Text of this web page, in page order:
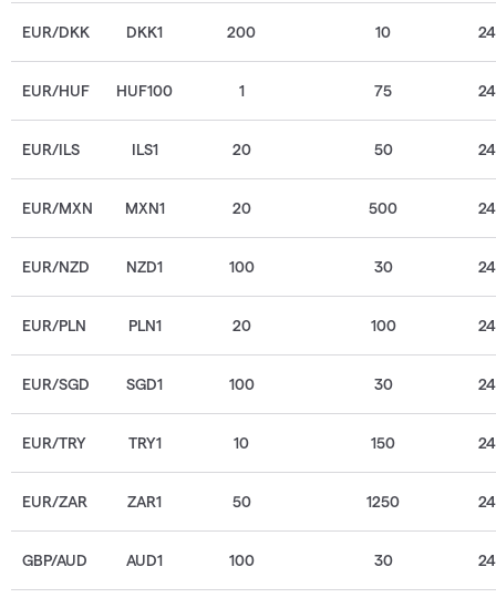
EUR/DKK DKK1 200 10
EUR/HUF HUF100 1 75
EUR/ILS ILS1 20 50
EUR/MXN MXN1 20 500
EUR/NZD NZD1 100 30
EUR/PLN PLN1 20 100
EUR/SGD SGD1 100 30
EUR/TRY TRY1 10 150
EUR/ZAR ZAR1 50 1250
GBP/AUD AUD1 100 30